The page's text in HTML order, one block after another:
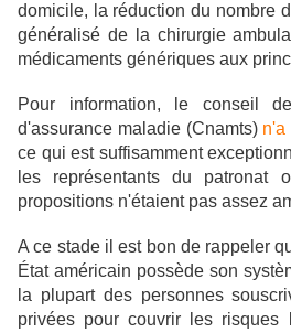
domicile, la réduction du nombre
généralisé de la chirurgie
médicaments génériques aux
Pour information, le conseil
d'assurance maladie (Cnamts) n'a
ce qui est suffisamment
les représentants du patronat
propositions n'étaient pas assez
A ce stade il est bon de rappeler
État américain possède son
la plupart des personnes
privées pour couvrir les